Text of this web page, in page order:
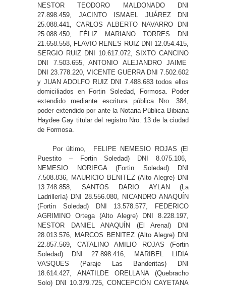
NESTOR TEODORO MALDONADO DNI
27.898.459, JACINTO ISMAEL JUÁREZ DNI
25.088.441, CARLOS ALBERTO NAVARRO DNI
25.088.450, FÉLIZ MARIANO TORRES DNI
21.658.558, FLAVIO RENES RUIZ DNI 12.054.415,
SERGIO RUIZ DNI 10.617.072, SIXTO CANCINO
DNI 7.503.655, ANTONIO ALEJANDRO JAIME
DNI 23.778.220, VICENTE GUERRA DNI 7.502.602
y JUAN ADOLFO RUIZ DNI 7.488.683 todos ellos
domiciliados en Fortin Soledad, Formosa. Poder
extendido mediante escritura pública Nro. 384,
poder extendido por ante la Notaria Pública Bibiana
Haydee Gay titular del registro Nro. 13 de la ciudad
de Formosa.
Por último, FELIPE NEMESIO ROJAS (El
Puestito – Fortin Soledad) DNI 8.075.106,
NEMESIO NORIEGA (Fortin Soledad) DNI
7.508.836, MAURICIO BENITEZ (Alto Alegre) DNI
13.748.858, SANTOS DARIO AYLAN (La
Ladrillería) DNI 28.556.080, NICANDRO ANAQUÍN
(Fortin Soledad) DNI 13.578.577, FEDERICO
AGRIMINO Ortega (Alto Alegre) DNI 8.228.197,
NESTOR DANIEL ANAQUÍN (El Arenal) DNI
28.013.576, MARCOS BENITEZ (Alto Alegre) DNI
22.857.569, CATALINO AMILIO ROJAS (Fortin
Soledad) DNI 27.898.416, MARIBEL LIDIA
VASQUES (Paraje Las Banderitas) DNI
18.614.427, ANATILDE ORELLANA (Quebracho
Solo) DNI 10.379.725, CONCEPCIÓN CAYETANA